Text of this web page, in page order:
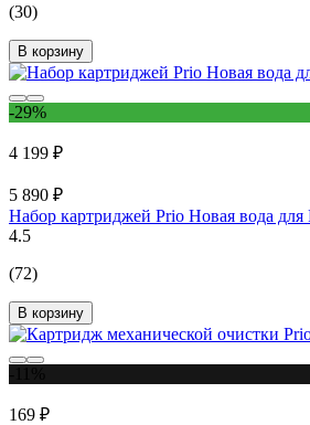
(30)
В корзину
-29%
4 199 ₽
5 890 ₽
Набор картриджей Prio Новая вода
4.5
(72)
В корзину
169 ₽